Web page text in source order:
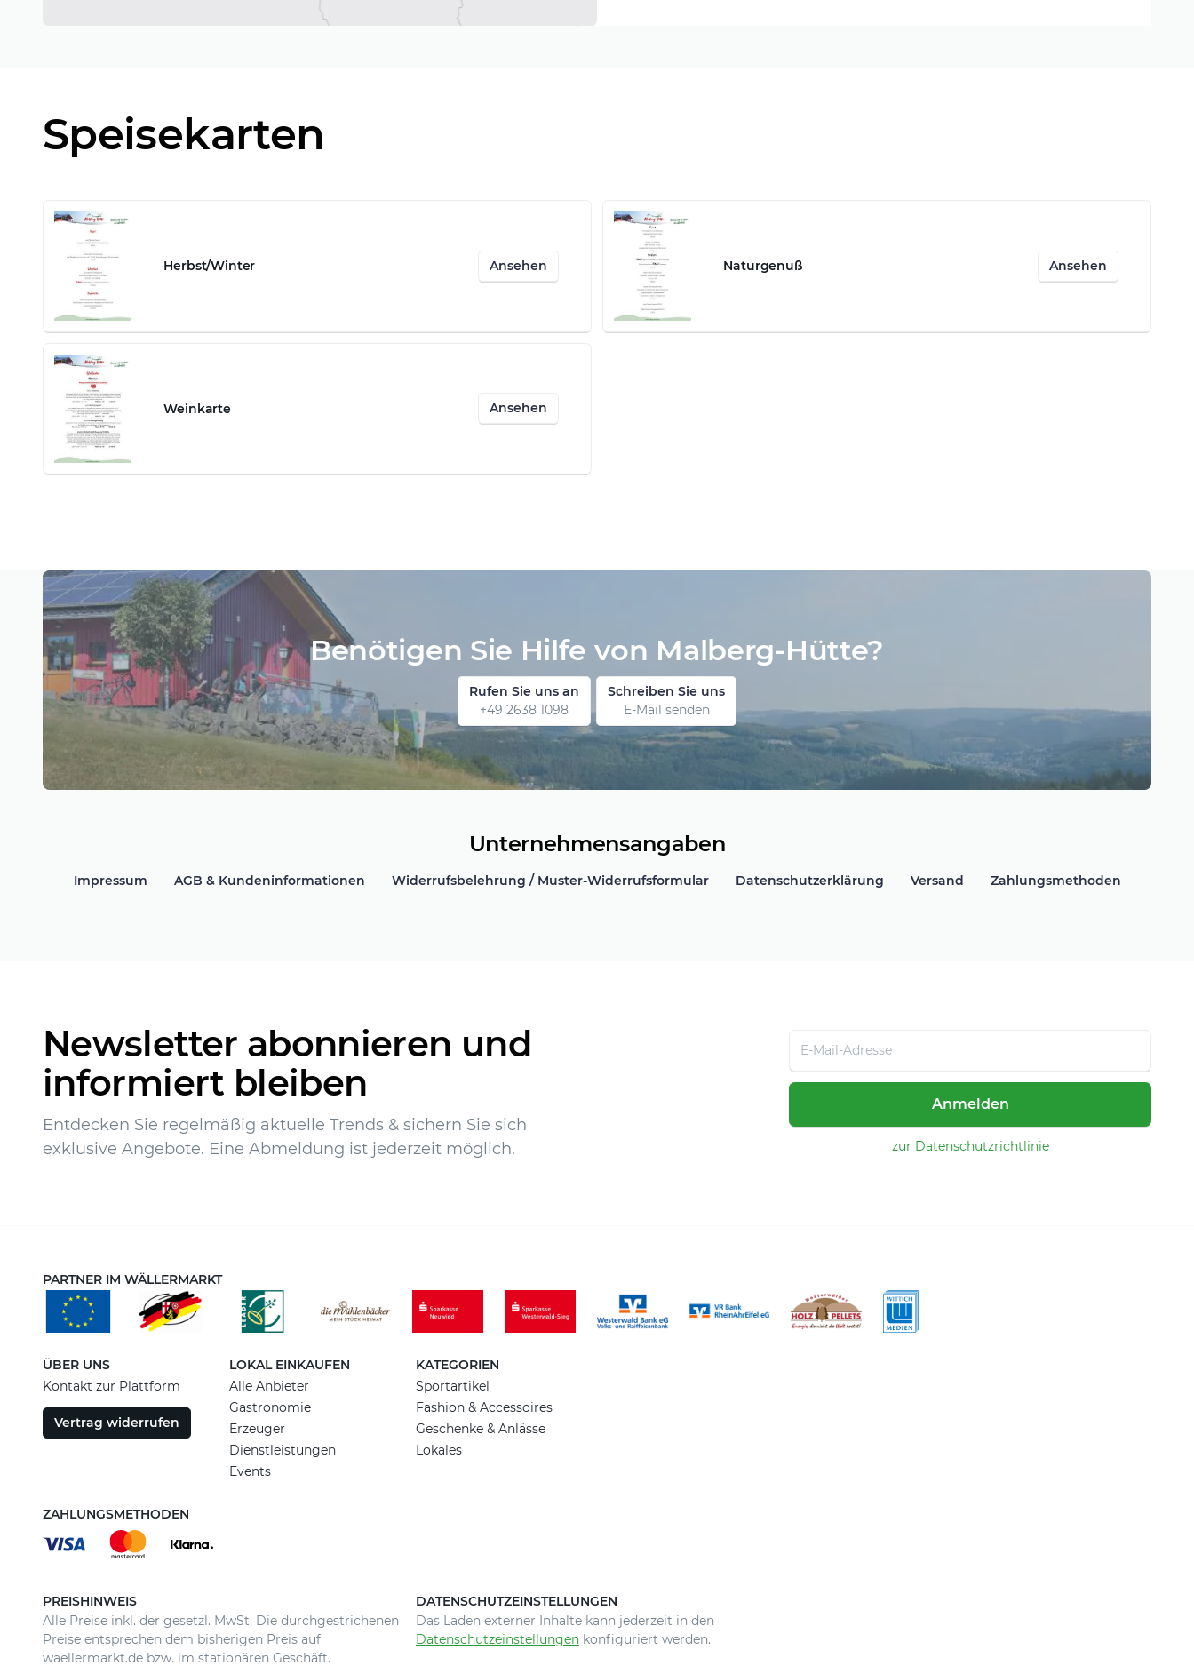
Speisekarten
Herbst/Winter Ansehen Naturgenuß Ansehen
Weinkarte Ansehen
Benötigen Sie Hilfe von Malberg-Hütte?
Rufen Sie uns an
+49 2638 1098
Schreiben Sie uns
E-Mail senden
Unternehmensangaben
Impressum AGB & Kundeninformationen Widerrufsbelehrung / Muster-Widerrufsformular Datenschutzerklärung Versand Zahlungsmethoden
Newsletter abonnieren und
informiert bleiben
Entdecken Sie regelmäßig aktuelle Trends & sichern Sie sich
exklusive Angebote. Eine Abmeldung ist jederzeit möglich.
Anmelden
zur Datenschutzrichtlinie
PARTNER IM WÄLLERMARKT
ÜBER UNS
Kontakt zur Plattform
Vertrag widerrufen
LOKAL EINKAUFEN
Alle Anbieter
Gastronomie
Erzeuger
Dienstleistungen
Events
KATEGORIEN
Sportartikel
Fashion & Accessoires
Geschenke & Anlässe
Lokales
ZAHLUNGSMETHODEN
PREISHINWEIS
Alle Preise inkl. der gesetzl. MwSt. Die durchgestrichenen
Preise entsprechen dem bisherigen Preis auf
waellermarkt.de bzw. im stationären Geschäft.
DATENSCHUTZEINSTELLUNGEN
Das Laden externer Inhalte kann jederzeit in den
Datenschutzeinstellungen konfiguriert werden.